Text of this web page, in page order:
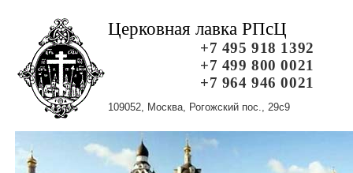
Церковная лавка РПсЦ
+7 495 918 1392
+7 499 800 0021
+7 964 946 0021
109052, Москва, Рогожский пос., 29с9